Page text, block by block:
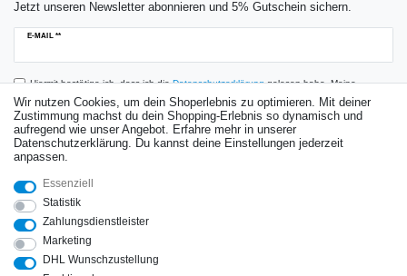
Jetzt unseren Newsletter abonnieren und 5% Gutschein sichern.
E-MAIL **
Newsletter
Hiermit bestätige ich, dass ich dieDaten­schutz­erklärunggelesen habe. Meine
Einwilligung kann ich jederzeit widerrufen.**
Abonnieren
Bewertungen
Impressum Daten­schutz­erklärung
Wir nutzen Cookies, um dein Shoperlebnis zu optimieren. Mit deiner
Zustimmung machst du dein Shopping-Erlebnis so dynamisch und
aufregend wie unser Angebot. Erfahre mehr in unserer
Datenschutzerklärung. Du kannst deine Einstellungen jederzeit
anpassen.
Essenziell
Statistik
Zahlungsdienstleister
Marketing
DHL Wunschzustellung